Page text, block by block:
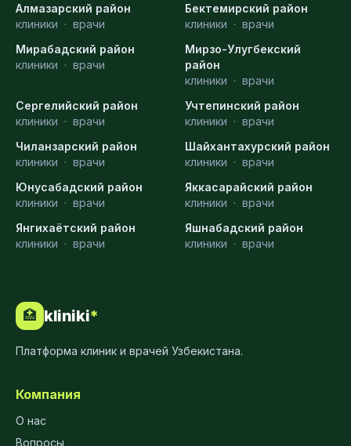
Алмазарский район
клиники · врачи
Бектемирский район
клиники · врачи
Мирабадский район
клиники · врачи
Мирзо-Улугбекский
район
клиники · врачи
Сергелийский район
клиники · врачи
Учтепинский район
клиники · врачи
Чиланзарский район
клиники · врачи
Шайхантахурский район
клиники · врачи
Юнусабадский район
клиники · врачи
Яккасарайский район
клиники · врачи
Янгихаётский район
клиники · врачи
Яшнабадский район
клиники · врачи
🏥 kliniki*
Платформа клиник и врачей Узбекистана.
Компания
О нас
Вопросы